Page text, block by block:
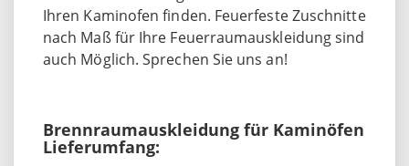
Ihren Kaminofen finden. Feuerfeste Zuschnitte
nach Maß für Ihre Feuerraumauskleidung sind
auch Möglich. Sprechen Sie uns an!
Brennraumauskleidung für Kaminöfen
Lieferumfang: